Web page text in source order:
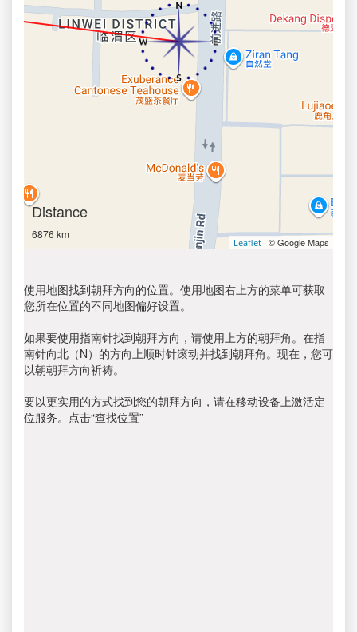
Distance
6876 km
Leaflet | © Google Maps
使用地图找到朝拜方向的位置。使用地图右上方的菜单可获取
您所在位置的不同地图偏好设置。
如果要使用指南针找到朝拜方向，请使用上方的朝拜角。在指
南针向北（N）的方向上顺时针滚动并找到朝拜角。现在，您可
以朝朝拜方向祈祷。
要以更实用的方式找到您的朝拜方向，请在移动设备上激活定
位服务。点击“查找位置”